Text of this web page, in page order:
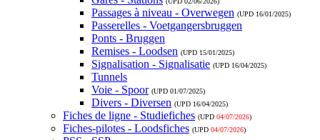
Passages à niveau - Overwegen (UPD 16/01/2025)
Passerelles - Voetgangersbruggen
Ponts - Bruggen
Remises - Loodsen (UPD 15/01/2025)
Signalisation - Signalisatie (UPD 16/04/2025)
Tunnels
Voie - Spoor (UPD 01/07/2025)
Divers - Diversen (UPD 16/04/2025)
Fiches de ligne - Studiefiches (UPD 04/07/2026)
Fiches-pilotes - Loodsfiches (UPD 04/07/2026)